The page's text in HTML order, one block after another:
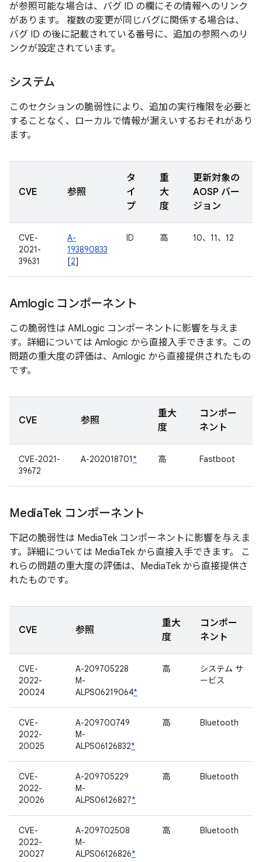
が参照可能な場合は、バグ ID の欄にその情報へのリンク
があります。 複数の変更が同じバグに関係する場合は、
バグ ID の後に記載されている番号に、追加の参照へのリ
ンクが設定されています。
システム
このセクションの脆弱性により、追加の実行権限を必要と
することなく、ローカルで情報が漏えいするおそれがあり
ます。
CVE 参照
タ
イ
プ
重
大
度
更新対象の
AOSP バー
ジョン
CVE-
2021-
39631
A-
193890833
[2]
ID 高 10、11、12
Amlogic コンポーネント
この脆弱性は AMLogic コンポーネントに影響を与えま
す。詳細については Amlogic から直接入手できます。この
問題の重大度の評価は、Amlogic から直接提供されたもの
です。
CVE 参照
重大
度
コンポー
ネント
CVE-2021-
39672
A-202018701* 高 Fastboot
MediaTek コンポーネント
下記の脆弱性は MediaTek コンポーネントに影響を与えま
す。詳細については MediaTek から直接入手できます。 こ
れらの問題の重大度の評価は、MediaTek から直接提供さ
れたものです。
CVE 参照
重大
度
コンポー
ネント
CVE-
2022-
20024
A-209705228
M-
ALPS06219064*
高
システム サ
ービス
CVE-
2022-
20025
A-209700749
M-
ALPS06126832*
高 Bluetooth
CVE-
2022-
20026
A-209705229
M-
ALPS06126827*
高 Bluetooth
CVE-
2022-
20027
A-209702508
M-
ALPS06126826*
高 Bluetooth